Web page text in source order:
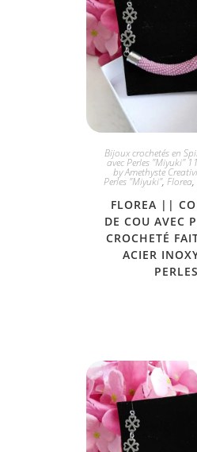
JE
Bijoux crochetés en
avec Perles "Miyuki"
by Amethyste
Perles "Miyuki", Florea,
FLOREA ||
DE COU AVEC
CROCHETÉ
ACIER